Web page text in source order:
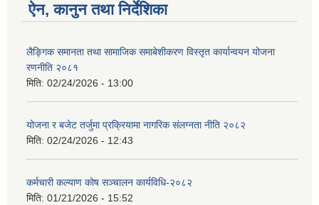
ऐन, कानुन तथा निर्देशिका
लैङ्गिक समानता तथा सामाजिक समाबेशीकरण विस्तृत कार्यान्वयन योजना
रणनीति २०८१
मिति: 02/24/2026 - 13:00
योजना र बजेट तर्जुमा प्रक्रियामा नागरिक संलग्नता नीति २०८२
मिति: 02/24/2026 - 12:43
कर्मचारी कल्याण कोष सञ्चालन कार्यविधि-२०८२
मिति: 01/21/2026 - 15:52